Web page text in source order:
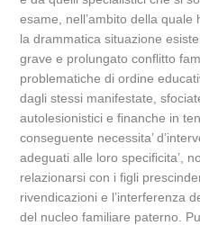
esame, nell’ambito della
la drammatica situazione
grave e prolungato conflitto
problematiche di ordine
dagli stessi manifestate,
autolesionistici e finanche in
conseguente necessita’
adeguati alle loro specificita’,
relazionarsi con i figli
rivendicazioni e l’interferenza
del nucleo familiare paterno.